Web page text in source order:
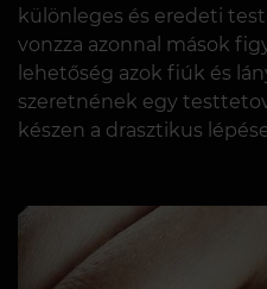
különleges és eredeti
vonzza azonnal mások
lehetőség azok fiúk és
szeretnének egy
készen a drasztikus